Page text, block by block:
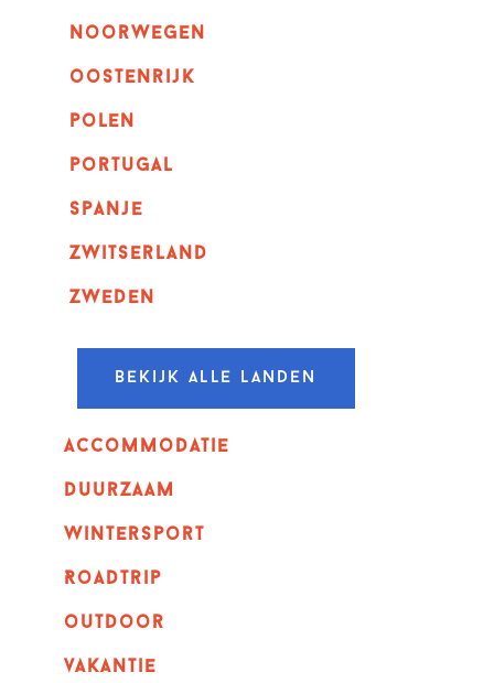
noorwegen
oostenrijk
polen
portugal
spanje
zwitserland
zweden
Bekijk alle landen
Accommodatie
Duurzaam
wintersport
Roadtrip
outdoor
vakantie